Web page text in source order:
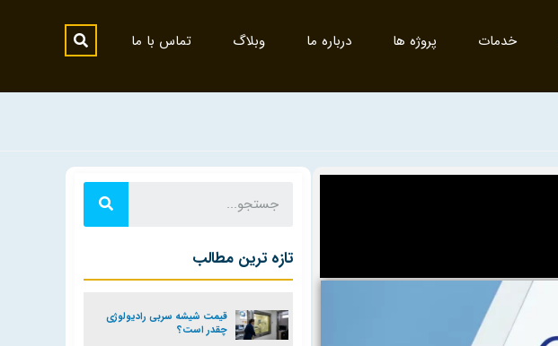
خدمات پروژه ها درباره ما وبلاگ تماس با ما
تازه ترین مطالب
قیمت شیشه سربی رادیولوژی
چقدر است؟